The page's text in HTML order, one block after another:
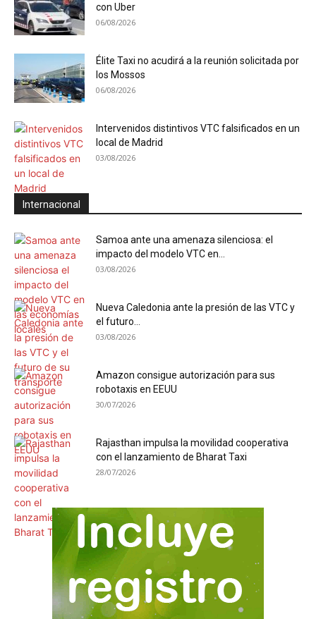
con Uber
06/08/2026
Élite Taxi no acudirá a la reunión solicitada por
los Mossos
06/08/2026
Intervenidos distintivos VTC falsificados en un
local de Madrid
03/08/2026
Internacional
Samoa ante una amenaza silenciosa: el
impacto del modelo VTC en...
03/08/2026
Nueva Caledonia ante la presión de las VTC y
el futuro...
03/08/2026
Amazon consigue autorización para sus
robotaxis en EEUU
30/07/2026
Rajasthan impulsa la movilidad cooperativa
con el lanzamiento de Bharat Taxi
28/07/2026